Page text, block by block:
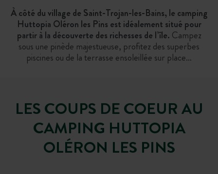
À côté du village de Saint-Trojan-les-Bains, le camping
Huttopia Oléron les Pins est idéalement situé pour
partir à la découverte des richesses de l’île. Campez
sous une pinède majestueuse, profitez des superbes
piscines ou de la terrasse ensoleillée sur place…
LES COUPS DE COEUR AU
CAMPING HUTTOPIA
OLÉRON LES PINS